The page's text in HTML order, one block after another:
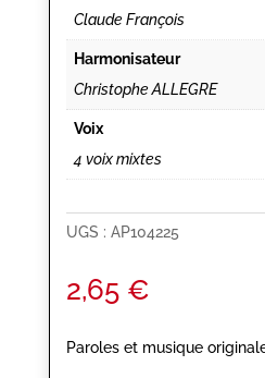
Claude François
Harmonisateur
Christophe ALLEGRE
Voix
4 voix mixtes
UGS : AP104225
2,65 €
Paroles et musique